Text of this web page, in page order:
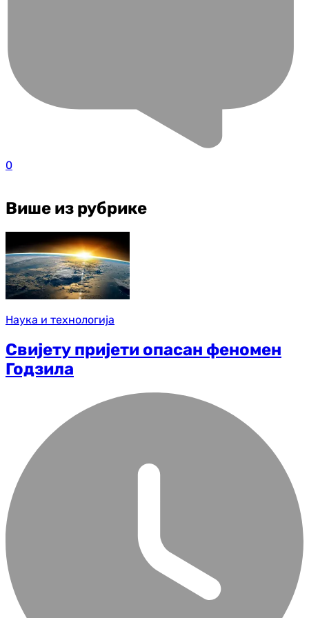
0
Више из рубрике
Наука и технологија
Свијету пријети опасан феномен
Годзила